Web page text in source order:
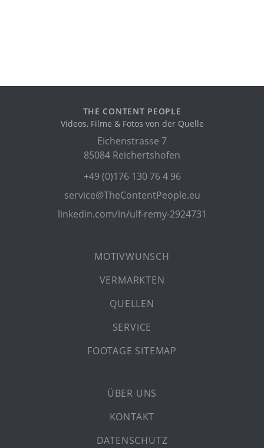
THE CONTENT PEOPLE
Videos, Filme & Fotos von der Quelle
Eichenstrasse 7
85084 Reichertshofen
+49 (0)176 130 76 4 96
service@TheContentPeople.eu
linkedin.com/in/ulf-remy-2924731
MOTIVWUNSCH
VERMARKTEN
QUELLEN
SERVICE
FOOTAGE SITEMAP
ÜBER UNS
KONTAKT
DATENSCHUTZ